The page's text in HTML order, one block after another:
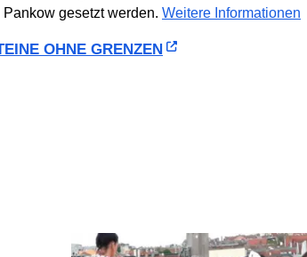
gesetzt werden. Weitere Informationen
OHNE GRENZEN